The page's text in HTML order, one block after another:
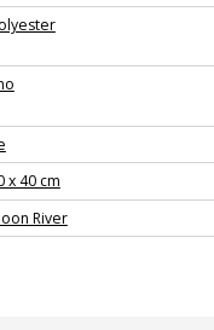
x 40 cm
River